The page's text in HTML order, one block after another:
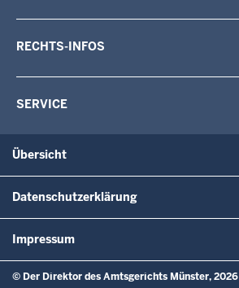
RECHTS-INFOS
SERVICE
Übersicht
Datenschutzerklärung
Impressum
© Der Direktor des Amtsgerichts Münster, 2026